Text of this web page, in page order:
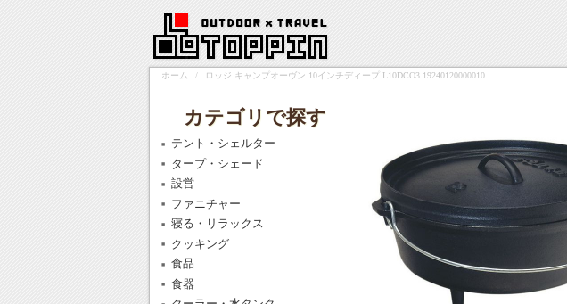
ホーム / ロッジ キャンプオーヴン 10インチディープ L10DCO3 19240120000010
カテゴリで探す
テント・シェルター
タープ・シェード
設営
ファニチャー
寝る・リラックス
クッキング
食品
食器